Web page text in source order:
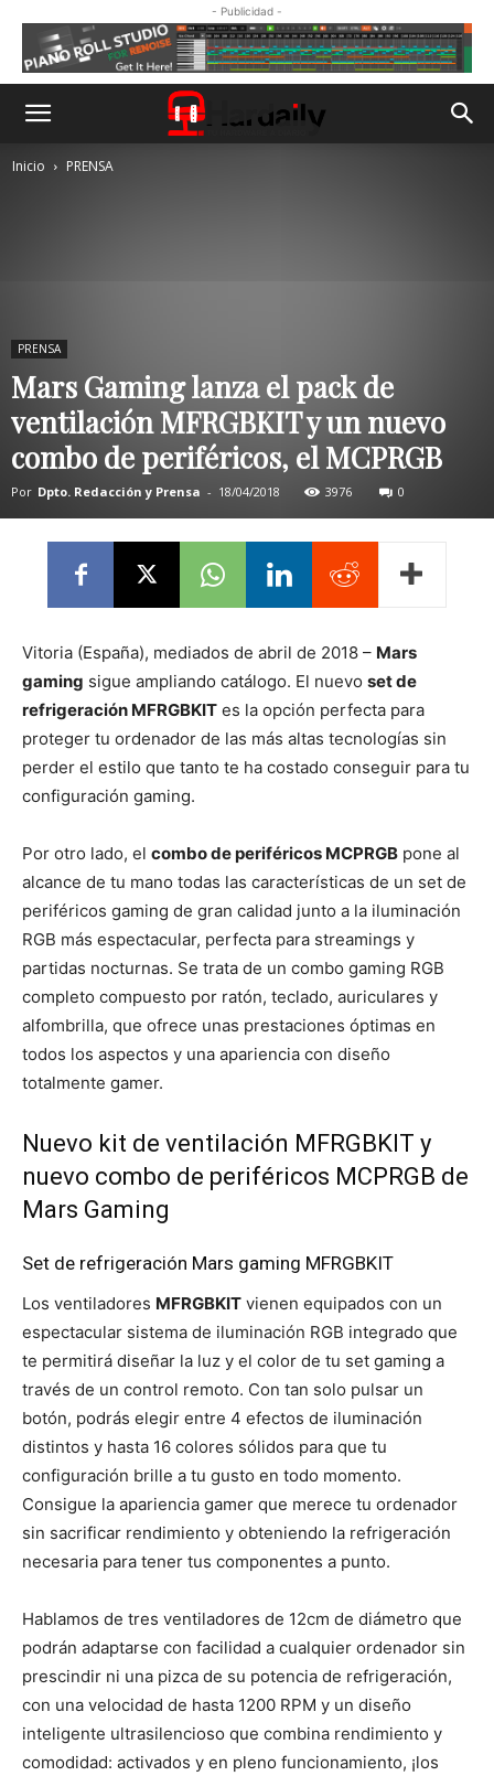
- Publicidad -
Inicio PRENSA
PRENSA
Mars Gaming lanza el pack de
ventilación MFRGBKIT y un nuevo
combo de periféricos, el MCPRGB
Por Dpto. Redacción y Prensa - 18/04/2018 3976 0
Vitoria (España), mediados de abril de 2018 – Mars
gaming sigue ampliando catálogo. El nuevo set de
refrigeración MFRGBKIT es la opción perfecta para
proteger tu ordenador de las más altas tecnologías sin
perder el estilo que tanto te ha costado conseguir para tu
configuración gaming.
Por otro lado, el combo de periféricos MCPRGB pone al
alcance de tu mano todas las características de un set de
periféricos gaming de gran calidad junto a la iluminación
RGB más espectacular, perfecta para streamings y
partidas nocturnas. Se trata de un combo gaming RGB
completo compuesto por ratón, teclado, auriculares y
alfombrilla, que ofrece unas prestaciones óptimas en
todos los aspectos y una apariencia con diseño
totalmente gamer.
Nuevo kit de ventilación MFRGBKIT y
nuevo combo de periféricos MCPRGB de
Mars Gaming
Set de refrigeración Mars gaming MFRGBKIT
Los ventiladores MFRGBKIT vienen equipados con un
espectacular sistema de iluminación RGB integrado que
te permitirá diseñar la luz y el color de tu set gaming a
través de un control remoto. Con tan solo pulsar un
botón, podrás elegir entre 4 efectos de iluminación
distintos y hasta 16 colores sólidos para que tu
configuración brille a tu gusto en todo momento.
Consigue la apariencia gamer que merece tu ordenador
sin sacrificar rendimiento y obteniendo la refrigeración
necesaria para tener tus componentes a punto.
Hablamos de tres ventiladores de 12cm de diámetro que
podrán adaptarse con facilidad a cualquier ordenador sin
prescindir ni una pizca de su potencia de refrigeración,
con una velocidad de hasta 1200 RPM y un diseño
inteligente ultrasilencioso que combina rendimiento y
comodidad: activados y en pleno funcionamiento, ¡los